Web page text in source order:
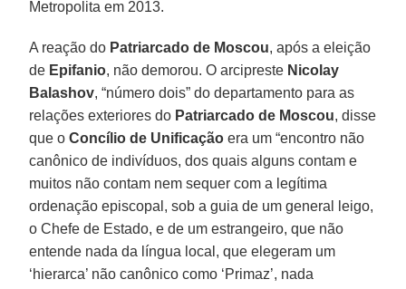
Metropolita em 2013.
A reação do Patriarcado de Moscou, após a eleição
de Epifanio, não demorou. O arcipreste Nicolay
Balashov, “número dois” do departamento para as
relações exteriores do Patriarcado de Moscou, disse
que oConcílio de Unificação era um “encontro não
canônico de indivíduos, dos quais alguns contam e
muitos não contam nem sequer com a legítima
ordenação episcopal, sob a guia de um general leigo,
o Chefe de Estado, e de um estrangeiro, que não
entende nada da língua local, que elegeram um
‘hierarca’ não canônico como ‘Primaz’, nada